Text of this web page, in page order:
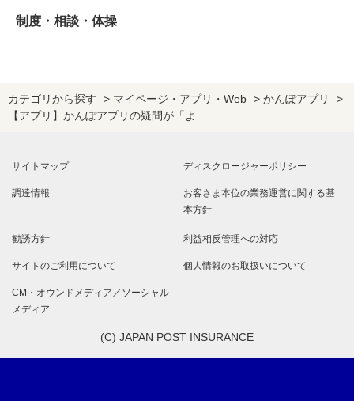
制度・相談・体操
カテゴリから探す > マイページ・アプリ・Web > かんぽアプリ
>
【アプリ】かんぽアプリの疑問が「よ...
サイトマップ ディスクロージャーポリシー
調達情報 お客さま本位の業務運営に関する基
本方針
勧誘方針 利益相反管理への対応
サイトのご利用について 個人情報のお取扱いについて
CM・オウンドメディア／ソーシャル
メディア
(C) JAPAN POST INSURANCE